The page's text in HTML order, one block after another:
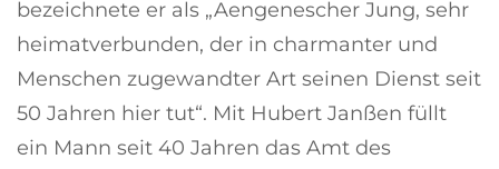
bezeichnete er als „Aengenescher Jung, sehr
heimatverbunden, der in charmanter und
Menschen zugewandter Art seinen Dienst seit
50 Jahren hier tut“. Mit Hubert Janßen füllt
ein Mann seit 40 Jahren das Amt des